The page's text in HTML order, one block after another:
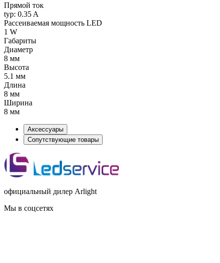
Прямой ток
typ: 0.35 A
Рассеиваемая мощность LED
1 W
Габариты
Диаметр
8 мм
Высота
5.1 мм
Длина
8 мм
Ширина
8 мм
Аксессуары
Сопутствующие товары
официальный дилер Arlight
Мы в соцсетях